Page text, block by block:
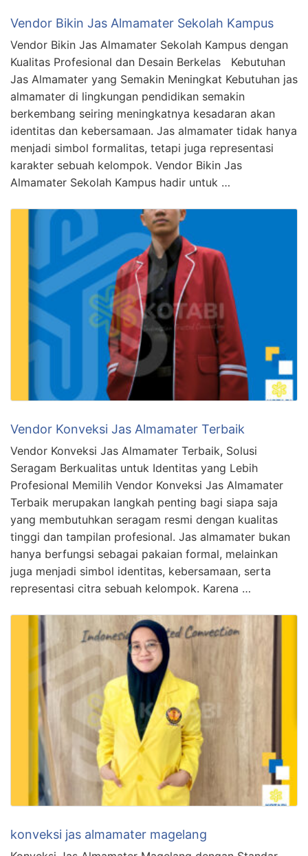
Vendor Bikin Jas Almamater Sekolah Kampus
Vendor Bikin Jas Almamater Sekolah Kampus dengan
Kualitas Profesional dan Desain Berkelas Kebutuhan
Jas Almamater yang Semakin Meningkat Kebutuhan jas
almamater di lingkungan pendidikan semakin
berkembang seiring meningkatnya kesadaran akan
identitas dan kebersamaan. Jas almamater tidak hanya
menjadi simbol formalitas, tetapi juga representasi
karakter sebuah kelompok. Vendor Bikin Jas
Almamater Sekolah Kampus hadir untuk …
Vendor Konveksi Jas Almamater Terbaik
Vendor Konveksi Jas Almamater Terbaik, Solusi
Seragam Berkualitas untuk Identitas yang Lebih
Profesional Memilih Vendor Konveksi Jas Almamater
Terbaik merupakan langkah penting bagi siapa saja
yang membutuhkan seragam resmi dengan kualitas
tinggi dan tampilan profesional. Jas almamater bukan
hanya berfungsi sebagai pakaian formal, melainkan
juga menjadi simbol identitas, kebersamaan, serta
representasi citra sebuah kelompok. Karena …
konveksi jas almamater magelang